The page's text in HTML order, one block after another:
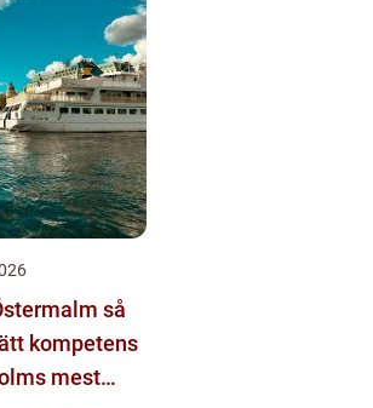
så
kompetens
mest